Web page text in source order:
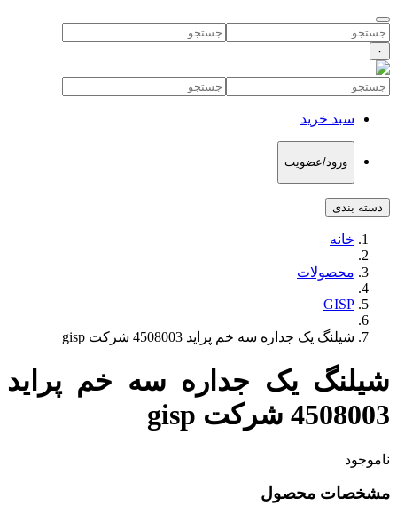
۰
سبد خرید
ورود/عضویت
دسته بندی
خانه
محصولات
GISP
شیلنگ یک جداره سه خم پراید 4508003 شرکت gisp
شیلنگ یک جداره سه خم پراید
4508003 شرکت gisp
ناموجود
مشخصات محصول